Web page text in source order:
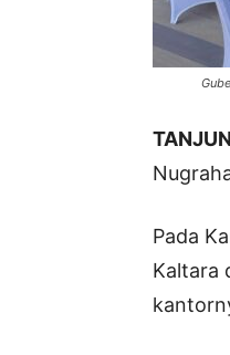
Pada
Kaltara